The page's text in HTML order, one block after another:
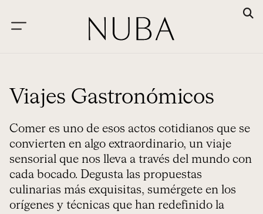
Viajes Gastronómicos
Comer es uno de esos actos cotidianos que se
convierten en algo extraordinario, un viaje
sensorial que nos lleva a través del mundo con
cada bocado. Degusta las propuestas
culinarias más exquisitas, sumérgete en los
orígenes y técnicas que han redefinido la